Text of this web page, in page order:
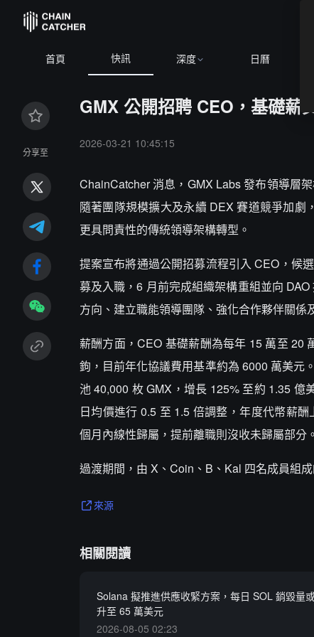
首頁 快訊 深度 日曆
分享至
GMX 公開招聘 CEO，基礎薪
2026-03-21 10:45:15
ChainCatcher 消息，GMX Labs 發布領導層
隨著團隊規模擴大及永續 DEX 賽道競爭加劇
更具問責性的傳統領導架構轉型。
提案宣布將通過公開招募流程引入 CEO，候
募及入職，6 月前完成組織架構重組並向
方向、建立職能領導團隊、強化合作夥伴關係
薪酬方面，CEO 基礎薪酬為每年 15 萬至 20
鉤，目前年化協議費用基準約為 6000 萬美元
池 40,000 枚 GMX，增長 125% 至約 1.35
日均價進行 0.5 至 1.5 倍調整，年度代幣薪
個月內線性歸屬，提前離職則沒收未歸屬部分。
過渡期間，由 X、Coin、B、Kal 四名成員組
來源
相關閱讀
Solana 擬推進供應收緊方案，每日 SOL 銷毀量
升至 65 萬美元
2026-08-05 02:23